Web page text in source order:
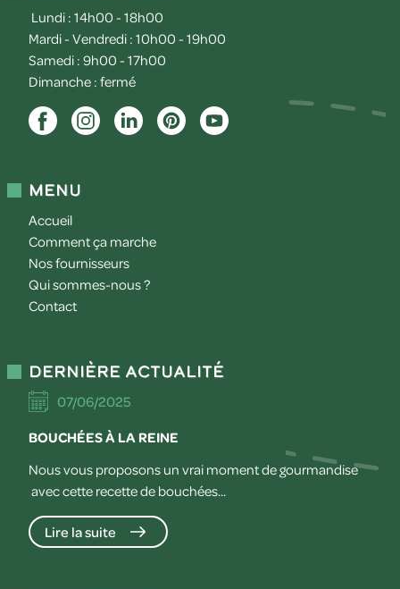
Lundi : 14h00 - 18h00
Mardi - Vendredi : 10h00 - 19h00
Samedi : 9h00 - 17h00
Dimanche : fermé
Menu
Accueil
Comment ça marche
Nos fournisseurs
Qui sommes-nous ?
Contact
Dernière actualité
07/06/2025
BOUCHÉES À LA REINE
Nous vous proposons un vrai moment de gourmandise
avec cette recette de bouchées...
Lire la suite